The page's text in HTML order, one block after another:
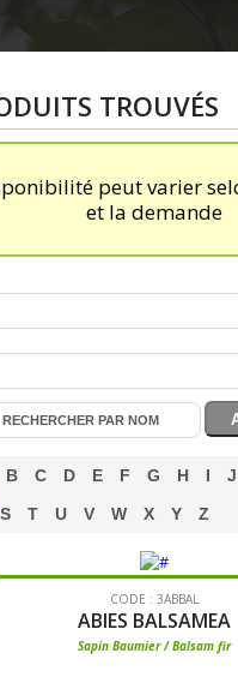
TROUVÉS
peut varier
et la demande
B C D E F G H I J
S T U V W X Y Z
CODE : 3ABBAL
ABIES BALSAMEA
Sapin Baumier / Balsam fir